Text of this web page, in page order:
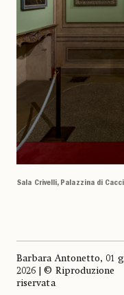
Sala Crivelli, Palazzina di
Barbara Antonetto, 01
2026 | © Riproduzione
riservata